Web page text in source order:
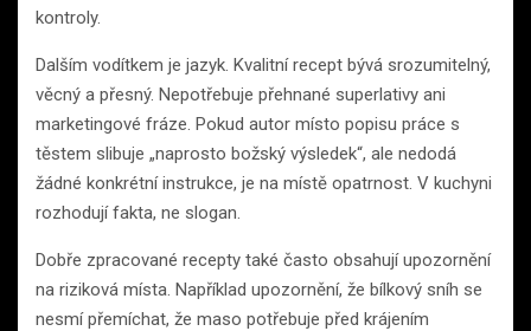
kontroly.
Dalším vodítkem je jazyk. Kvalitní recept bývá srozumitelný,
věcný a přesný. Nepotřebuje přehnané superlativy ani
marketingové fráze. Pokud autor místo popisu práce s
těstem slibuje „naprosto božský výsledek“, ale nedodá
žádné konkrétní instrukce, je na místě opatrnost. V kuchyni
rozhodují fakta, ne slogan.
Dobře zpracované recepty také často obsahují upozornění
na riziková místa. Například upozornění, že bílkový sníh se
nesmí přemíchat, že maso potřebuje před krájením